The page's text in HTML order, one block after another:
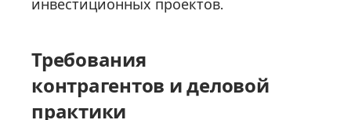
инвестиционных проектов.
Требования
контрагентов и деловой
практики